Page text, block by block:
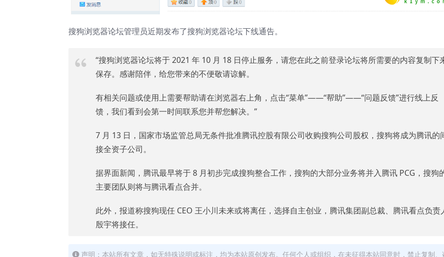
搜狗浏览器论坛管理员近期发布了搜狗浏览器论坛下线通告。
“搜狗浏览器论坛将于 2021 年 10 月 18 日停止服务，请您在此之前登录论坛将所需要的内容复制下
保存。感谢陪伴，给您带来的不便敬请谅解。
有相关问题或使用上需要帮助请在浏览器右上角，点击“菜单”——“帮助”——“问题反馈”进行线上反
馈，我们看到会第一时间联系您并帮您解决。”
7 月 13 日，国家市场监管总局无条件批准腾讯控股有限公司收购搜狗公司股权，搜狗将成为腾讯的
接全资子公司。
据界面新闻，腾讯最早将于 8 月初步完成搜狗整合工作，搜狗的大部分业务将并入腾讯 PCG，搜狗
主要团队则将与腾讯看点合并。
此外，报道称搜狗现任 CEO 王小川未来或将离任，选择自主创业，腾讯集团副总裁、腾讯看点负责
殷宇将接任。
声明：本站所有文章，如无特殊说明或标注，均为本站原创发布。任何个人或组织，在未征得本站同意时，禁止复制、